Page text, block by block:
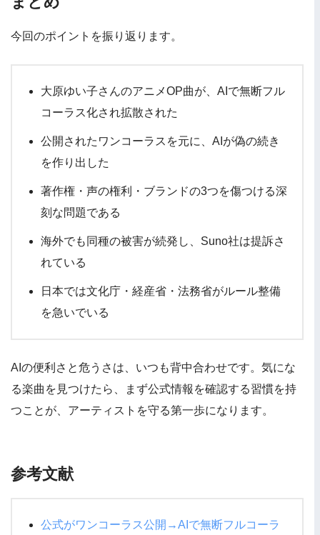
今回のポイントを振り返ります。
大原ゆい子さんのアニメOP曲が、AIで無断フル
コーラス化され拡散された
公開されたワンコーラスを元に、AIが偽の続き
を作り出した
著作権・声の権利・ブランドの3つを傷つける深
刻な問題である
海外でも同種の被害が続発し、Suno社は提訴さ
れている
日本では文化庁・経産省・法務省がルール整備
を急いでいる
AIの便利さと危うさは、いつも背中合わせです。気にな
る楽曲を見つけたら、まず公式情報を確認する習慣を持
つことが、アーティストを守る第一歩になります。
参考文献
公式がワンコーラス公開→AIで無断フルコーラ